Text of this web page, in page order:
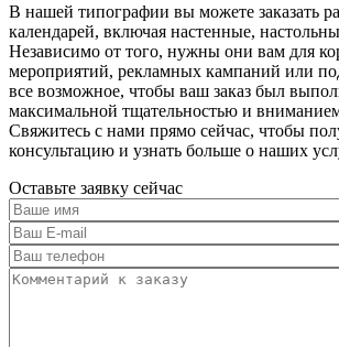
В нашей типографии вы можете заказать
календарей, включая настенные,
Независимо от того, нужны они вам для
мероприятий, рекламных кампаний или
все возможное, чтобы ваш заказ был
максимальной тщательностью и
Свяжитесь с нами прямо сейчас, чтобы
консультацию и узнать больше о наших
Оставьте заявку сейчас